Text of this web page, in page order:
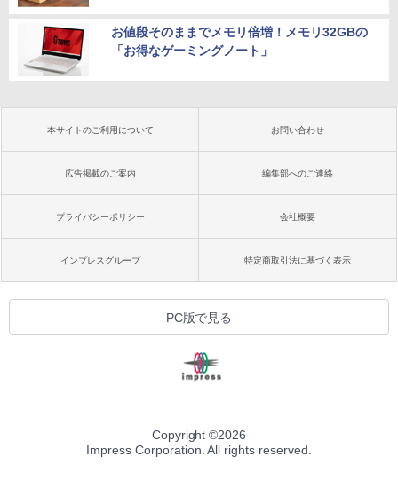
お値段そのままでメモリ倍増！メモリ32GBの
「お得なゲーミングノート」
本サイトのご利用について お問い合わせ
広告掲載のご案内 編集部へのご連絡
プライバシーポリシー 会社概要
インプレスグループ 特定商取引法に基づく表示
PC版で見る
Copyright ©2026
Impress Corporation. All rights reserved.